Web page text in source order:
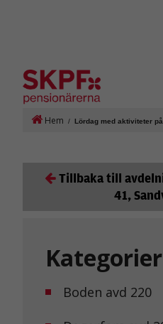
Hem / Lördag med aktiviteter
Tillbaka till
41,
Kategorier
Boden avd 220